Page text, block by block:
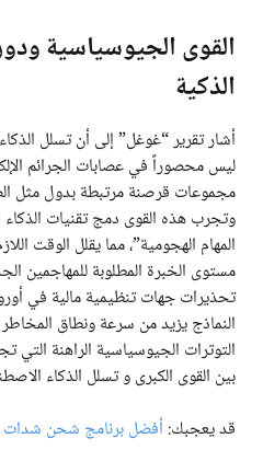
القوى الجيوسياسية
الذكية
أشار تقرير “غوغل” إلى أن تسلل
ليس محصوراً في عصابات الجرائم
مجموعات قرصنة مرتبطة بدول مثل
وتجرب هذه القوى دمج تقنيات
المهام الهجومية”، مما يقلل الوقت
مستوى الخبرة المطلوبة للمهاجمين
تحذيرات جهات تنظيمية مالية في
النماذج يزيد من سرعة ونطاق
التوترات الجيوسياسية الراهنة
بين القوى الكبرى و تسلل الذكاء
قد يعجبك: أفضل برنامج شحن شدات